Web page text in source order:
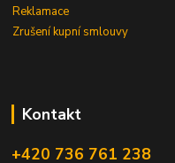
Reklamace
Zrušení kupní smlouvy
Kontakt
+420 736 761 238